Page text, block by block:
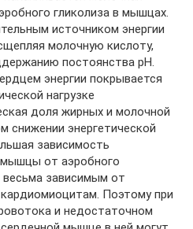
гликолиза в мышцах.
источником энергии
молочную кислоту,
постоянства pH.
энергии покрывается
нагрузке
доля жирных и молочной
снижении энергетической
зависимость
от аэробного
весьма зависимым от
Поэтому при
и недостаточном